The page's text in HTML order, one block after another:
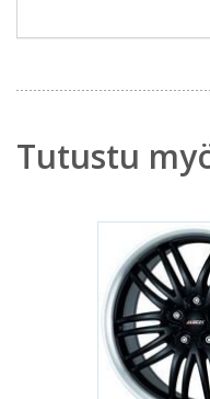
Tutustu